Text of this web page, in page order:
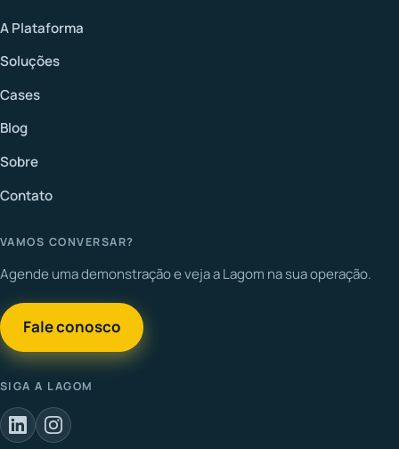
A Plataforma
Soluções
Cases
Blog
Sobre
Contato
VAMOS CONVERSAR?
Agende uma demonstração e veja a Lagom na sua operação.
Fale conosco
SIGA A LAGOM